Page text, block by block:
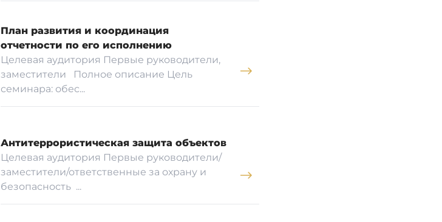
План развития и координация
отчетности по его исполнению
Целевая аудитория Первые руководители,
заместители Полное описание Цель
семинара: обес...
Антитеррористическая защита объектов
Целевая аудитория Первые руководители/
заместители/ответственные за охрану и
безопасность ...